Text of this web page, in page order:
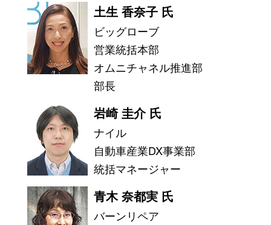
土生 香奈子 氏
ビッグローブ
営業統括本部
オムニチャネル推進部
部長
岩崎 圭介 氏
ナイル
自動車産業DX事業部
統括マネージャー
青木 奈都実 氏
バーンリペア